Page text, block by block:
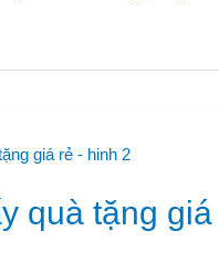
quà tặng giá